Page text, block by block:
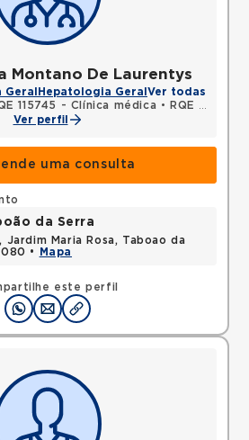
Montano De Laurentys
Hepatologia Geral Ver todas
115745 - Clínica médica •
RQE 143359 - Gastroenterologia
Ver perfil
uma consulta
este perfil
da Serra
Jardim Maria Rosa, Taboao da
•
Mapa